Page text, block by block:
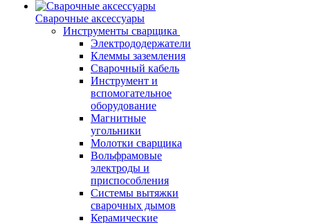
Сварочные аксессуары
Инструменты сварщика
Электрододержатели
Клеммы заземления
Сварочный кабель
Инструмент и
вспомогательное
оборудование
Магнитные
угольники
Молотки сварщика
Вольфрамовые
электроды и
приспособления
Системы вытяжки
сварочных дымов
Керамические